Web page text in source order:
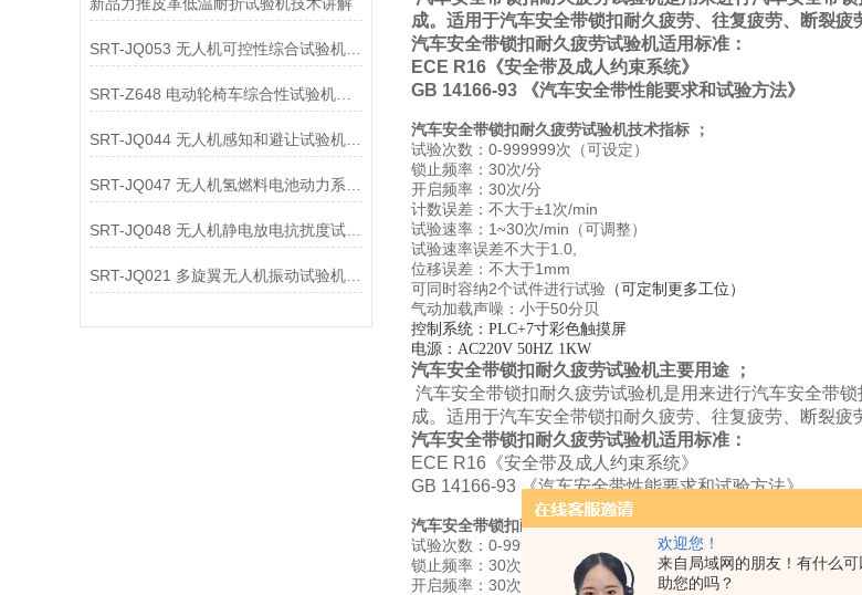
欢迎您！
来自局域网的朋友！有什么可
助您的吗？
SRT-JQ053 无人机可控性综合试验机的应用领域介绍
SRT-Z648 电动轮椅车综合性试验机可以用在哪些方面
SRT-JQ044 无人机感知和避让试验机的应用领域有哪些
SRT-JQ048 无人机静电放电抗扰度试验机有哪些特点
SRT-JQ021 多旋翼无人机振动试验机简单介绍 质量保证
成。适用于汽车安全带锁扣耐久疲劳、往复疲劳、断裂疲
汽车安全带锁扣耐久疲劳试验机适用标准：
ECE R16《安全带及成人约束系统》
GB 14166-93 《汽车安全带性能要求和试验方法》
汽车安全带锁扣耐久疲劳试验机技术指标 ；
试验次数：0-999999次（可设定）
锁止频率：30次/分
开启频率：30次/分
计数误差：不大于±1次/min
试验速率：1 ~30次/min（可调整）
试验速率误差不大于1.0,
位移误差：不大于1mm
可同时容纳2个试件进行试验 （可定制更多工位）
气动加载声噪：小于50分贝
控制系统： PLC+7寸彩色触摸屏
电源： AC220V 50HZ 1KW
汽车安全带锁扣耐久疲劳试验机主要用途 ；
汽车安全带锁扣耐久疲劳试验机是用来进行汽车安全带
成。适用于汽车安全带锁扣耐久疲劳、往复疲劳、断裂疲
汽车安全带锁扣耐久疲劳试验机适用标准：
ECE R16《安全带及成人约束系统》
GB 14166-93 《汽车安全带性能要求和试验方法》
汽车安全带锁扣耐久疲劳试验机技术指标 ；
试验次数：0-999999次（可设定）
锁止频率：30次/分
开启频率：30次/分